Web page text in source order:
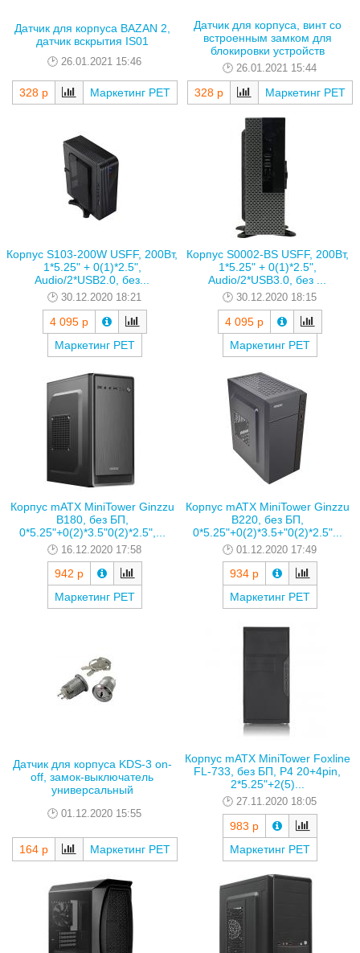
Датчик для корпуса BAZAN 2,
датчик вскрытия IS01
26.01.2021 15:46
328 р Маркетинг РЕТ
Датчик для корпуса, винт со
встроенным замком для
блокировки устройств
26.01.2021 15:44
328 р Маркетинг РЕТ
Корпус S103-200W USFF, 200Вт,
1*5.25" + 0(1)*2.5",
Audio/2*USB2.0, без...
30.12.2020 18:21
4 095 р
Маркетинг РЕТ
Корпус S0002-BS USFF, 200Вт,
1*5.25" + 0(1)*2.5",
Audio/2*USB3.0, без ...
30.12.2020 18:15
4 095 р
Маркетинг РЕТ
Корпус mATX MiniTower Ginzzu
B180, без БП,
0*5.25"+0(2)*3.5"0(2)*2.5",...
16.12.2020 17:58
942 р
Маркетинг РЕТ
Корпус mATX MiniTower Ginzzu
B220, без БП,
0*5.25"+0(2)*3.5+"0(2)*2.5"...
01.12.2020 17:49
934 р
Маркетинг РЕТ
Датчик для корпуса KDS-3 on-
off, замок-выключатель
универсальный
01.12.2020 15:55
164 р Маркетинг РЕТ
Корпус mATX MiniTower Foxline
FL-733, без БП, P4 20+4pin,
2*5.25"+2(5)...
27.11.2020 18:05
983 р
Маркетинг РЕТ